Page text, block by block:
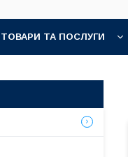
ТОВАРИ ТА ПОСЛУГИ